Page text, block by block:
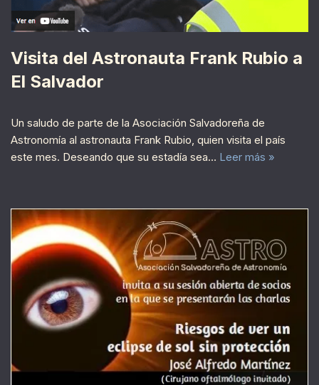
Visita del Astronauta Frank Rubio a
El Salvador
Un saludo de parte de la Asociación Salvadoreña de
Astronomía al astronauta Frank Rubio, quien visita el país
este mes. Deseando que su estadía sea… Leer más »